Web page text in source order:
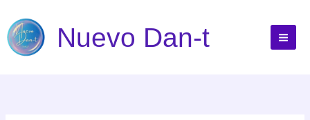
contenido
Nuevo Dan-t